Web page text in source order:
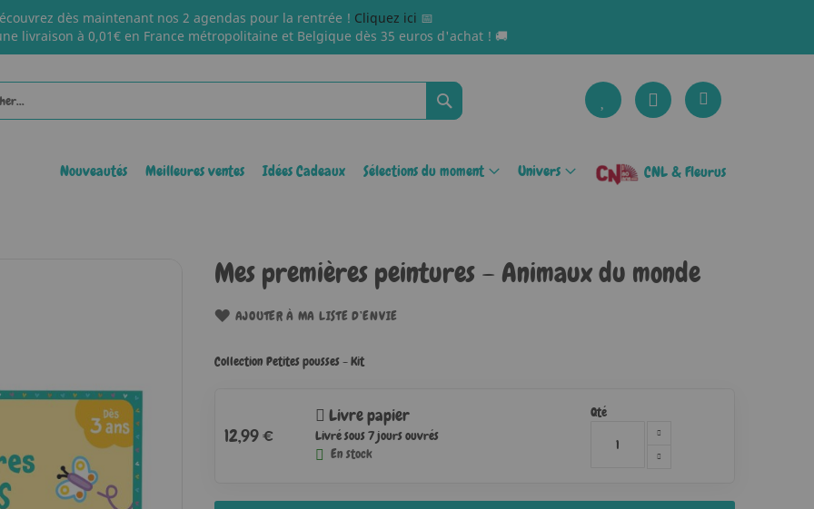
dès maintenant nos 2 agendas pour la rentrée ! Cliquez ici 📅
livraison à 0,01€ en France métropolitaine et Belgique dès 35 euros d'achat ! 🚚
Rechercher
Nouveautés Meilleures ventes Idées Cadeaux Sélections du moment Univers CNL & Fleurus
Mes premières peintures – Animaux du monde
AJOUTER À MA LISTE D’ENVIE
Collection Petites pousses - Kit
12,99 €
Livre papier
Livré sous 7 jours ouvrés
En stock
Qté